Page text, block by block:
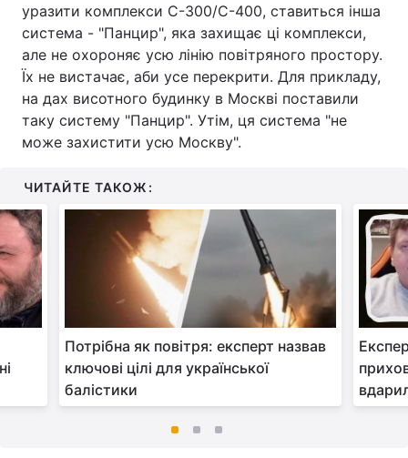
уразити комплекси С-300/С-400, ставиться інша
система - "Панцир", яка захищає ці комплекси,
але не охороняє усю лінію повітряного простору.
Їх не вистачає, аби усе перекрити. Для прикладу,
на дах висотного будинку в Москві поставили
таку систему "Панцир". Утім, ця система "не
може захистити усю Москву".
ЧИТАЙТЕ ТАКОЖ:
Потрібна як повітря: експерт назвав
ключові цілі для української
балістики